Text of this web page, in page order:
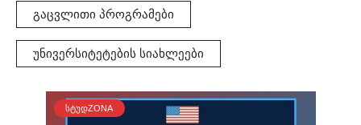
გაცვლითი პროგრამები
უნივერსიტეტების სიახლეები
ᲡᲢᲣᲓZONA